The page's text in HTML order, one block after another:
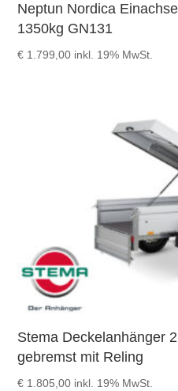
Neptun Nordica
1350kg GN131
€ 1.799,00 inkl. 19% MwSt.
Stema Deckelanhänger
gebremst mit Reling
€ 1.805,00 inkl. 19% MwSt.